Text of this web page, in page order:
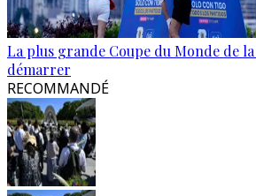
La plus grande Coupe du Monde de
démarrer
RECOMMANDÉ